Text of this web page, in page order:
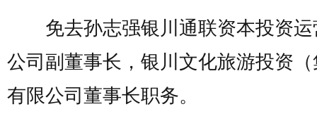
免去孙志强银川通联资本投资运
公司副董事长，银川文化旅游投资
有限公司董事长职务。